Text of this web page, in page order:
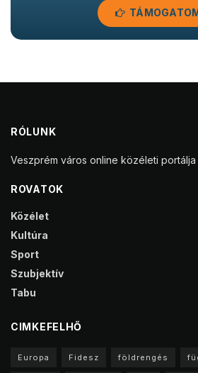
RÓLUNK
Veszprém város online közéleti portálja
ROVATOK
Közélet
Kultúra
Sport
Szubjektív
Tabu
CIMKEFELHŐ
Europa Fidesz földrengés